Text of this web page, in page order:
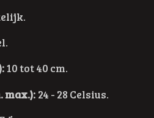
10 tot 40 cm.
max.): 24 - 28 Celsius.